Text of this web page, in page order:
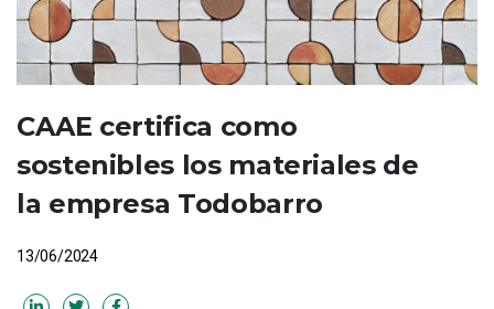
CAAE certifica como
sostenibles los materiales de
la empresa Todobarro
13/06/2024